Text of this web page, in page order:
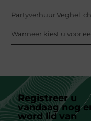
Partyverhuur Veghel:
Wanneer kiest u voor
Registreer u
vandaag nog
word lid van